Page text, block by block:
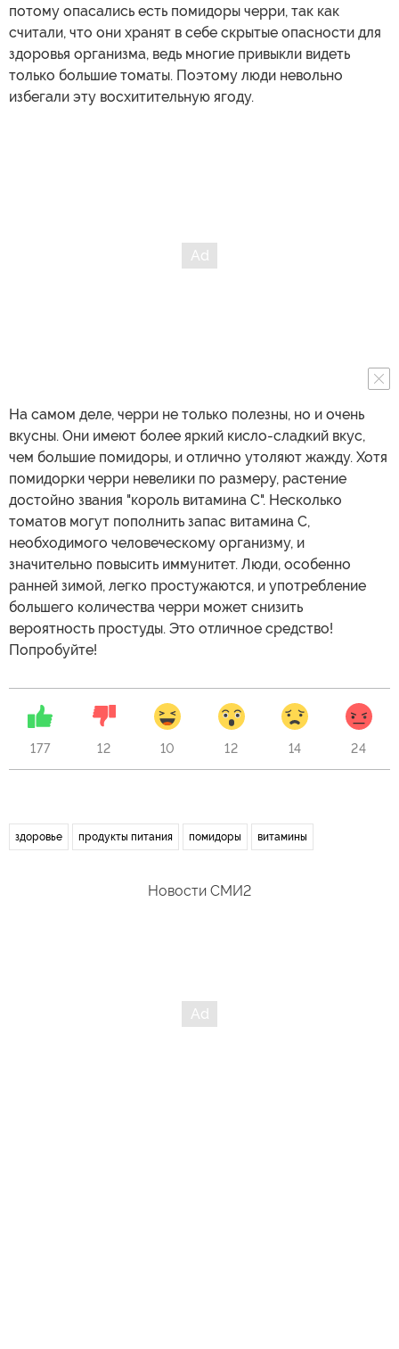
потому опасались есть помидоры черри, так как
считали, что они хранят в себе скрытые опасности для
здоровья организма, ведь многие привыкли видеть
только большие томаты. Поэтому люди невольно
избегали эту восхитительную ягоду.
На самом деле, черри не только полезны, но и очень
вкусны. Они имеют более яркий кисло-сладкий вкус,
чем большие помидоры, и отлично утоляют жажду. Хотя
помидорки черри невелики по размеру, растение
достойно звания "король витамина С". Несколько
томатов могут пополнить запас витамина С,
необходимого человеческому организму, и
значительно повысить иммунитет. Люди, особенно
ранней зимой, легко простужаются, и употребление
большего количества черри может снизить
вероятность простуды. Это отличное средство!
Попробуйте!
177 12 10 12 14 24
здоровье продукты питания помидоры витамины
Новости СМИ2